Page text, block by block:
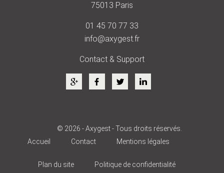
75013 Paris
01 45 70 77 33
info@axygest.fr
Contact & Support
© 2026 - Axygest - Tous droits réservés.
Accueil
Contact Mentions légales
Plan du site Politique de confidentialité